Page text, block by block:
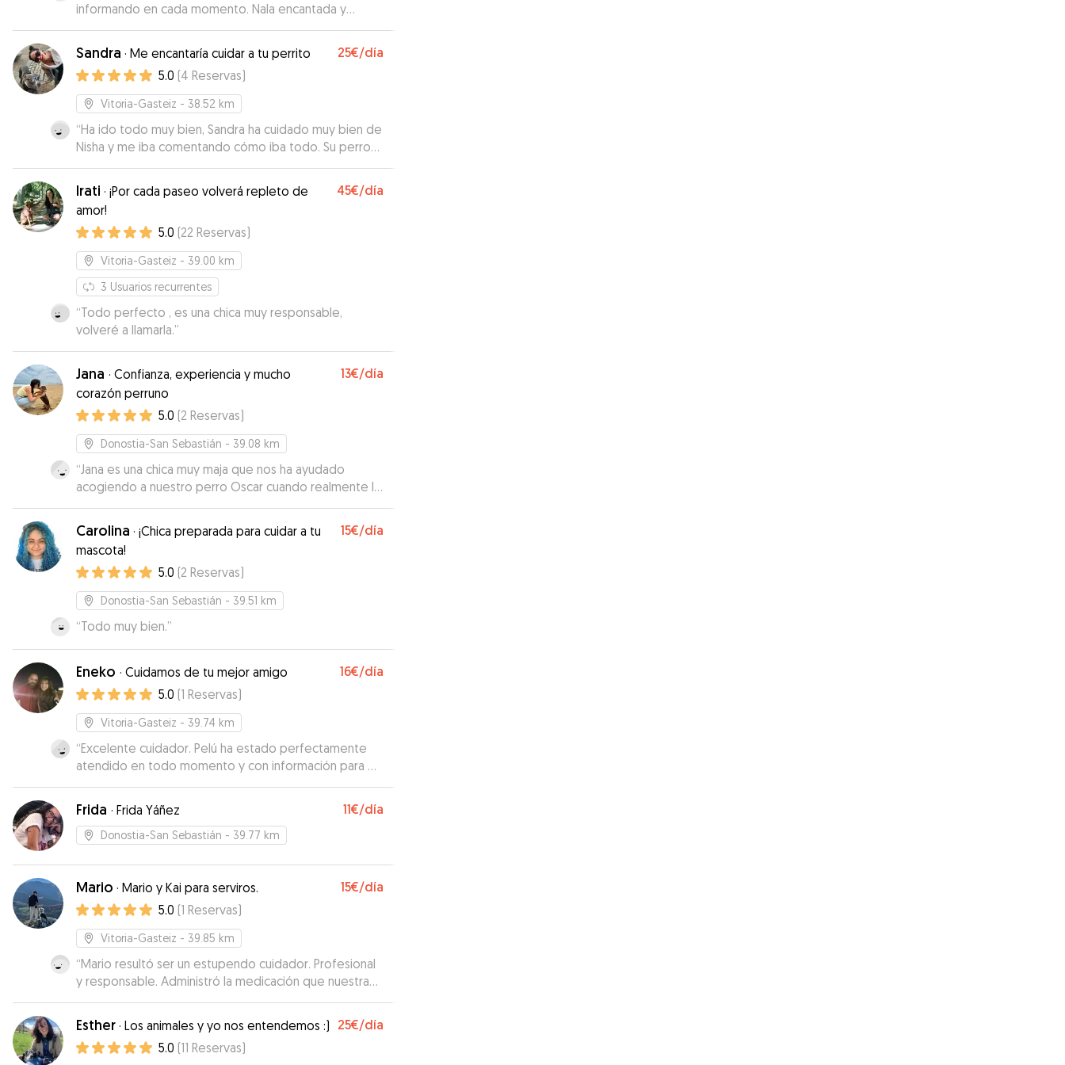
informando en cada momento. Nala encantada y
agotada de tanto jugar!”
Sandra · Me encantaría cuidar a tu perrito 25€/día
5.0 (4 Reservas)
Vitoria-Gasteiz - 38.52 km
“Ha ido todo muy bien, Sandra ha cuidado muy bien de
Nisha y me iba comentando cómo iba todo. Su perro
un bendito, se llevará bien con cualquier perro.
Recomendable.
Irati · ¡Por cada paseo volverá repleto de
amor!
45€/día
5.0 (22 Reservas)
Vitoria-Gasteiz - 39.00 km
3 Usuarios recurrentes
“Todo perfecto , es una chica muy responsable,
volveré a llamarla.”
Jana · Confianza, experiencia y mucho
corazón perruno
13€/día
5.0 (2 Reservas)
Donostia-San Sebastián - 39.08 km
“Jana es una chica muy maja que nos ha ayudado
acogiendo a nuestro perro Oscar cuando realmente lo
necesitábamos y con poco tiempo de antelación.
Oscar ha vuelto a casa muy feliz y tranquilo, y nosotros
aun mas!”
Carolina · ¡Chica preparada para cuidar a tu
mascota!
15€/día
5.0 (2 Reservas)
Donostia-San Sebastián - 39.51 km
“Todo muy bien.”
Eneko · Cuidamos de tu mejor amigo 16€/día
5.0 (1 Reservas)
Vitoria-Gasteiz - 39.74 km
“Excelente cuidador. Pelú ha estado perfectamente
atendido en todo momento y con información para mí
Muy recomendable. Repetiremos. Gracias, Eneko.”
Frida · Frida Yáñez 11€/día
Donostia-San Sebastián - 39.77 km
Mario · Mario y Kai para serviros. 15€/día
5.0 (1 Reservas)
Vitoria-Gasteiz - 39.85 km
“Mario resultó ser un estupendo cuidador. Profesional
y responsable. Administró la medicación que nuestra
border collie necesita y cuidó de su bienestar en todo
momento. Muchas gracias, Mario. Repetiremos
”
Esther · Los animales y yo nos entendemos :) 25€/día
5.0 (11 Reservas)